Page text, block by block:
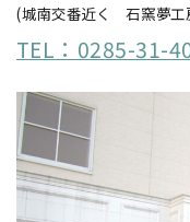
(城南交番近く 石窯夢
TEL：0285-31-